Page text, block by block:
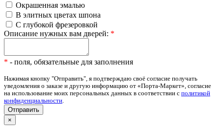
Окрашенная эмалью
В элитных цветах шпона
С глубокой фрезеровкой
Описание нужных вам дверей: *
* - поля, обязательные для заполнения
Нажимая кнопку "Отправить", я подтверждаю своё согласие получать
уведомления о заказе и другую информацию от «Порта-Маркет», согласие
на использование моих персональных данных в соответствии с политикой
конфиденциальности
×